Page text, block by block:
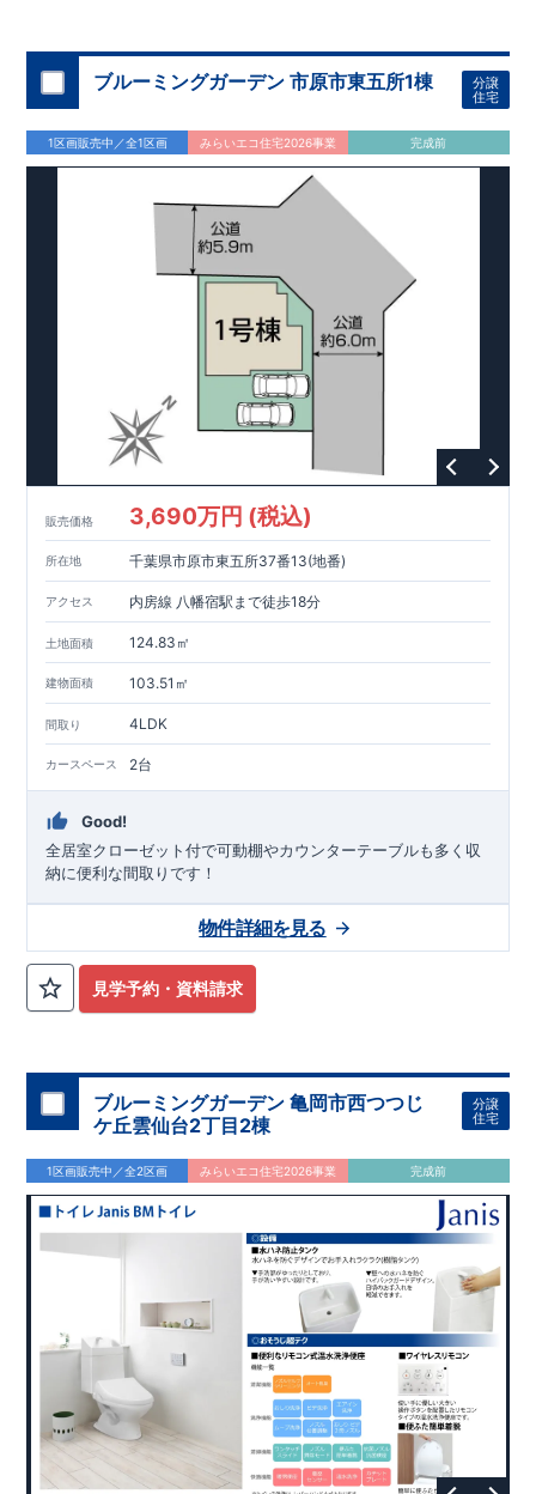
だわりの内装！ ・LDKは空間演出した折り上げ天井 ・開放感の
ある
『アイランド風オープンキッチン』 ◆便利な設備！
・一
・掃除に便利な
・梅雨時や花粉の時期のお洗濯も安心『浴室乾燥暖房機』
ブルーミングガーデン 市原市東五所1棟
分譲
住宅
1区画販売中／全1区画 みらいエコ住宅2026事業 完成前
販売価格 3,690万円 (税込)
所在地 千葉県市原市東五所37番13(地番)
アクセス 内房線 八幡宿駅まで徒歩18分
土地面積 124.83㎡
建物面積 103.51㎡
間取り 4LDK
カースペース 2台
Good!
全居室クローゼット付で可動棚やカウンターテーブルも多く収
納に便利な間取りです！
見学予約・資料請求
物件詳細を見る
ブルーミングガーデン 亀岡市西つつじ
ケ丘雲仙台2丁目2棟
分譲
住宅
1区画販売中／全2区画 みらいエコ住宅2026事業 完成前